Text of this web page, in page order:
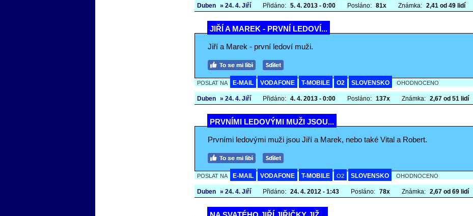
Duben » 24. 4. Jiří Přidáno: 5. 4. 2013 - 0:00 Posláno: 81x Známka: 2,41 od 49 lidí
JIŘÍ A MAREK - PRVNÍ LEDOVÍ...
Jiří a Marek - první ledoví muži.
POSLAT NA E-MAIL VODAFONE T-MOBILE O2 SLOVENSKO OHODNOCENO
Duben » 24. 4. Jiří Přidáno: 4. 4. 2013 - 0:00 Posláno: 137x Známka: 2,67 od 51 lidí
PRVNÍMI LEDOVÝMI MUŽI JSOU...
Prvními ledovými muži jsou Jiří a Marek, nebo také Vital a Robert.
POSLAT NA E-MAIL VODAFONE T-MOBILE O2 SLOVENSKO OHODNOCENO
Duben » 24. 4. Jiří Přidáno: 24. 4. 2012 - 1:43 Posláno: 78x Známka: 2,67 od 69 lidí